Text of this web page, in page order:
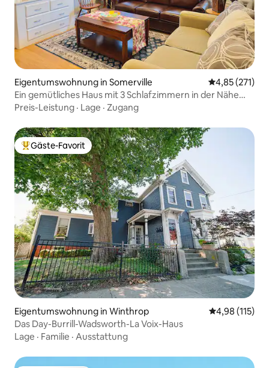
Eigentumswohnung in Somerville
4,85 (271)
Ein gemütliches Haus mit 3 Schlafzimmern in der Nähe
von Zug + Boston & Parkplatz
Preis-Leistung · Lage · Zugang
Beliebter Gäste-Favorit.
Gäste-Favorit
Eigentumswohnung in Winthrop
4,98 (115)
Das Day-Burrill-Wadsworth-La Voix-Haus
Lage · Familie · Ausstattung